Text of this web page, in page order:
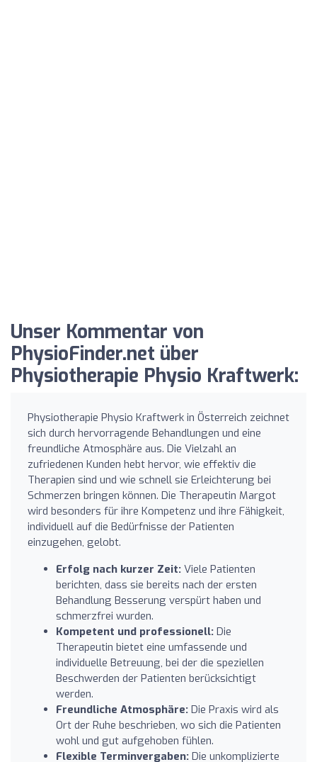
Unser Kommentar von
PhysioFinder.net über
Physiotherapie Physio Kraftwerk:
Physiotherapie Physio Kraftwerk in Österreich zeichnet
sich durch hervorragende Behandlungen und eine
freundliche Atmosphäre aus. Die Vielzahl an
zufriedenen Kunden hebt hervor, wie effektiv die
Therapien sind und wie schnell sie Erleichterung bei
Schmerzen bringen können. Die Therapeutin Margot
wird besonders für ihre Kompetenz und ihre Fähigkeit,
individuell auf die Bedürfnisse der Patienten
einzugehen, gelobt.
Erfolg nach kurzer Zeit: Viele Patienten
berichten, dass sie bereits nach der ersten
Behandlung Besserung verspürt haben und
schmerzfrei wurden.
Kompetent und professionell: Die
Therapeutin bietet eine umfassende und
individuelle Betreuung, bei der die speziellen
Beschwerden der Patienten berücksichtigt
werden.
Freundliche Atmosphäre: Die Praxis wird als
Ort der Ruhe beschrieben, wo sich die Patienten
wohl und gut aufgehoben fühlen.
Flexible Terminvergaben: Die unkomplizierte